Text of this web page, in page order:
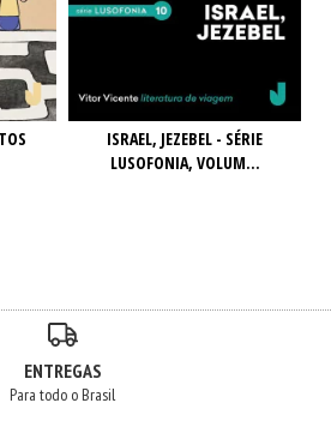
ISRAEL, JEZEBEL - SÉRIE
LUSOFONIA, VOLUM...
ENTREGAS
Para todo o Brasil